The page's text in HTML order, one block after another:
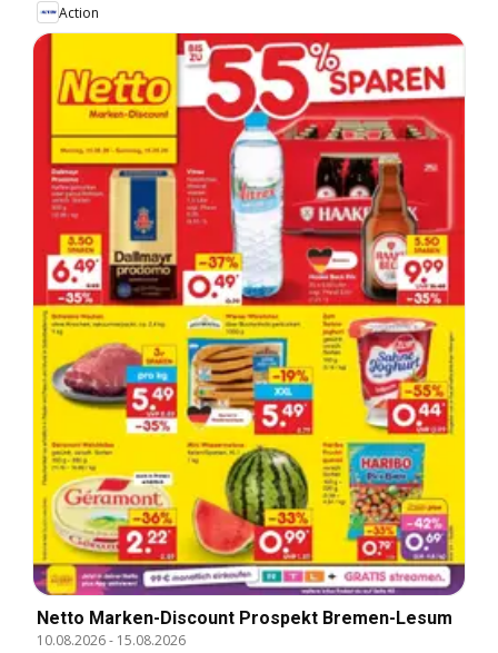
Action
Netto Marken-Discount Prospekt Bremen-Lesum
10.08.2026- 15.08.2026